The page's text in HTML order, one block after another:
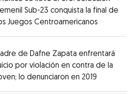
Sub-23 conquista la final de
Juegos Centroamericanos
de Dafne Zapata enfrentará
por violación en contra de la
lo denunciaron en 2019